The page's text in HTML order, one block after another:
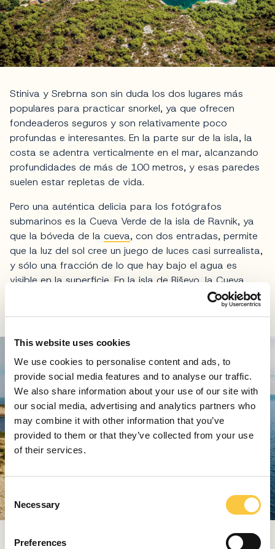
This website uses cookies
We use cookies to personalise content and ads, to
provide social media features and to analyse our traffic.
We also share information about your use of our site with
our social media, advertising and analytics partners who
may combine it with other information that you’ve
provided to them or that they’ve collected from your use
of their services.
C
o
n
Necessary
Preferences
Stiniva y Srebrna son sin duda los dos lugares más
populares para practicar snorkel, ya que ofrecen
fondeaderos seguros y son relativamente poco
profundas e interesantes. En la parte sur de la isla, la
costa se adentra verticalmente en el mar, alcanzando
profundidades de más de 100 metros, y esas paredes
suelen estar repletas de vida.
Pero una auténtica delicia para los fotógrafos
submarinos es la Cueva Verde de la isla de Ravnik, ya
que la bóveda de la cueva, con dos entradas, permite
que la luz del sol cree un juego de luces casi surrealista,
y sólo una fracción de lo que hay bajo el agua es
visible en la superficie. En la isla de Biševo, la Cueva
Azul es más atractiva, pero al menos en temporada, no